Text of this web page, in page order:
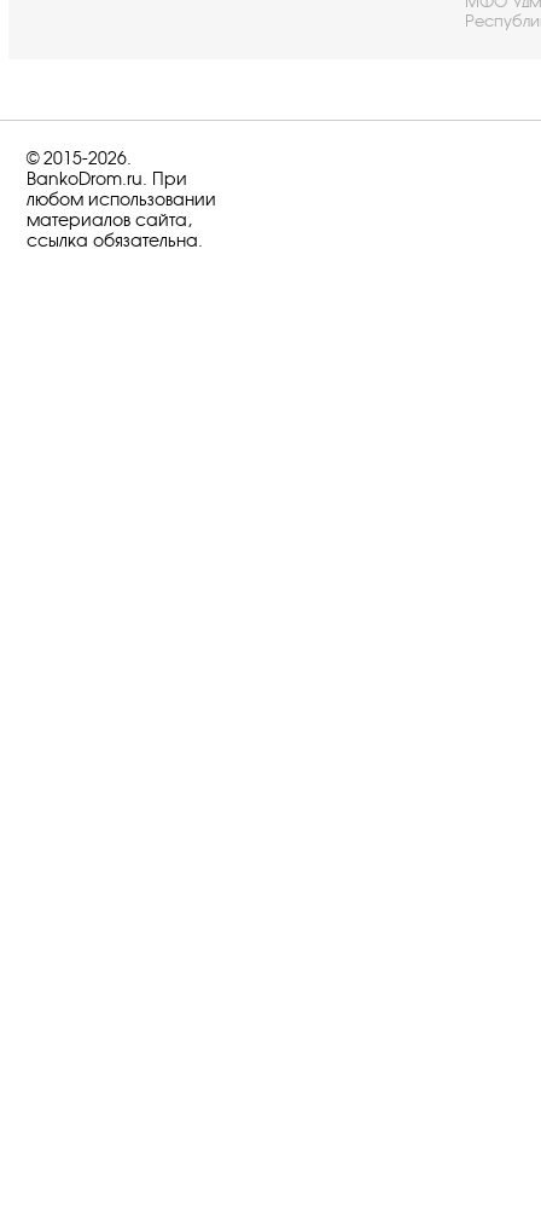
© 2015-2026.
BankoDrom.ru. При
любом использовании
материалов сайта,
ссылка обязательна.